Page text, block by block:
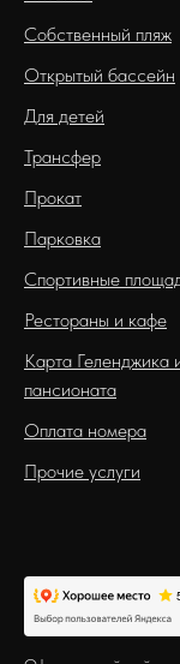
Собственный пляж
Открытый бассейн
Для детей
Трансфер
Прокат
Парковка
Спортивные
Рестораны и кафе
Карта Геленджика
пансионата
Оплата номера
Прочие услуги